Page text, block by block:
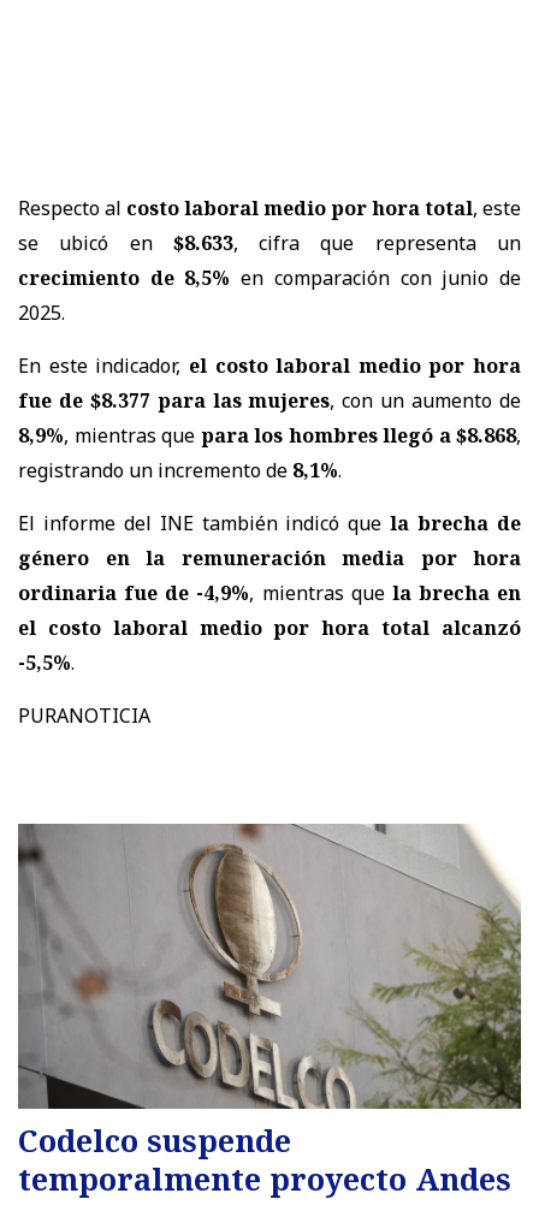
Respecto al costo laboral medio por hora total, este
se ubicó en $8.633, cifra que representa un
crecimiento de 8,5% en comparación con junio de
2025.
En este indicador, el costo laboral medio por hora
fue de $8.377 para las mujeres, con un aumento de
8,9%, mientras que para los hombres llegó a $8.868,
registrando un incremento de 8,1%.
El informe del INE también indicó quela brecha de
género en la remuneración media por hora
ordinaria fue de -4,9%, mientras que la brecha en
el costo laboral medio por hora total alcanzó
-5,5%.
PURANOTICIA
Codelco suspende
temporalmente proyecto Andes